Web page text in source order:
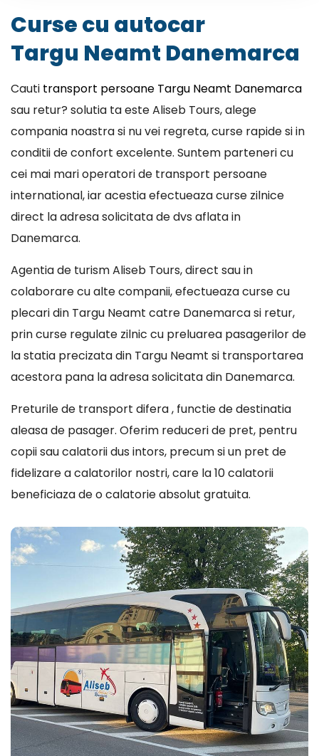
Curse cu autocar
Targu Neamt Danemarca
Cauti transport persoane Targu Neamt Danemarca
sau retur? solutia ta este Aliseb Tours, alege
compania noastra si nu vei regreta, curse rapide si in
conditii de confort excelente. Suntem parteneri cu
cei mai mari operatori de transport persoane
international, iar acestia efectueaza curse zilnice
direct la adresa solicitata de dvs aflata in
Danemarca.
Agentia de turism Aliseb Tours, direct sau in
colaborare cu alte companii, efectueaza curse cu
plecari din Targu Neamt catre Danemarca si retur,
prin curse regulate zilnic cu preluarea pasagerilor de
la statia precizata din Targu Neamt si transportarea
acestora pana la adresa solicitata din Danemarca.
Preturile de transport difera , functie de destinatia
aleasa de pasager. Oferim reduceri de pret, pentru
copii sau calatorii dus intors, precum si un pret de
fidelizare a calatorilor nostri, care la 10 calatorii
beneficiaza de o calatorie absolut gratuita.